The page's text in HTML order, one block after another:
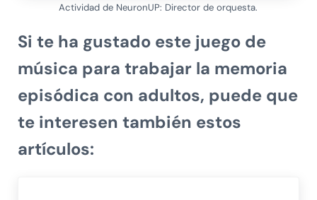
Actividad de NeuronUP: Director de orquesta.
Si te ha gustado este juego de
música para trabajar la memoria
episódica con adultos, puede que
te interesen también estos
artículos: